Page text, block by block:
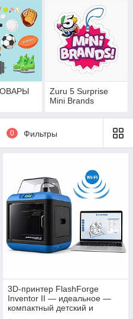
Zuru 5 Surprise
Mini Brands
0 Фильтры
3D-принтер FlashForge
Inventor II — идеальное —
компактный детский и